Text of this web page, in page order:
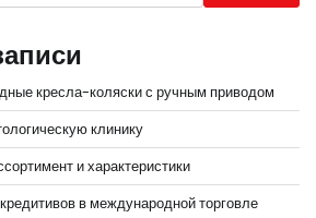
кресла-коляски с ручным приводом
клинику
и характеристики
в международной торговле